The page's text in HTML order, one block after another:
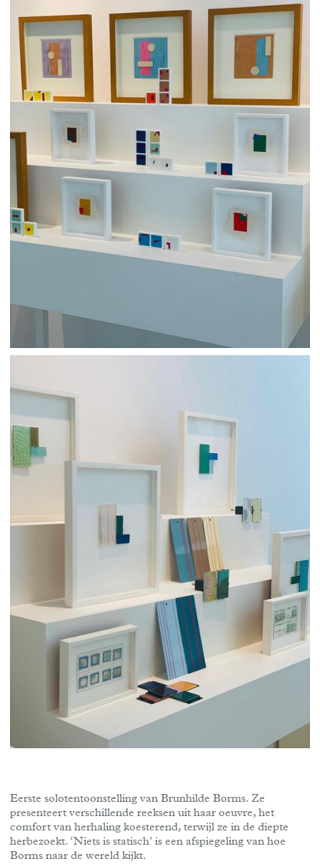
Eerste solotentoonstelling van Brunhilde Borms. Ze
presenteert verschillende reeksen uit haar oeuvre, het
comfort van herhaling koesterend, terwijl ze in de diepte
herbezoekt. ‘Niets is statisch’ is een afspiegeling van hoe
Borms naar de wereld kijkt.